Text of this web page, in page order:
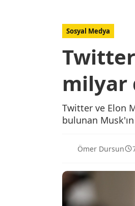
Sosyal Medya
milyar
Twitter ve Elon
bulunan
Ömer Dursun